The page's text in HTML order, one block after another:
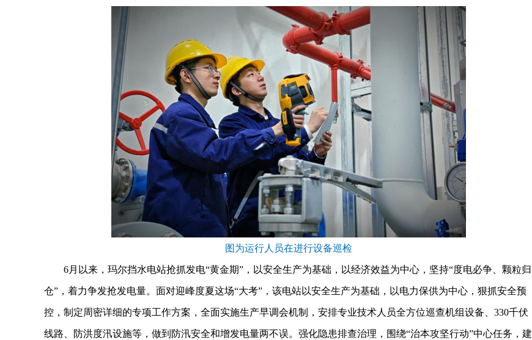
图为运行人员在进行设备巡检
6月以来，玛尔挡水电站抢抓发电“黄金期”，以安全生产为基础，以经济效益为中心，坚持“度电必争、颗粒归
仓”，着力争发抢发电量。面对迎峰度夏这场“大考”，该电站以安全生产为基础，以电力保供为中心，狠抓安全预
控，制定周密详细的专项工作方案，全面实施生产早调会机制，安排专业技术人员全方位巡查机组设备、330千伏
线路、防洪度汛设施等，做到防汛安全和增发电量两不误。强化隐患排查治理，围绕“治本攻坚行动”中心任务，建